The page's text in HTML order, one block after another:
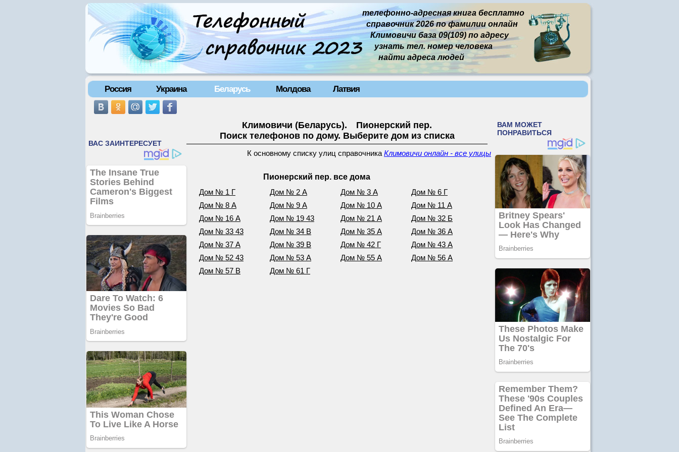
телефонно-адресная книга бесплатно
справочник 2026 по фамилии онлайн
Климовичи база 09(109) по адресу
узнать тел. номер человека
найти адреса людей
Россия Украина Беларусь Молдова Латвия
Климовичи (Беларусь). Пионерский пер.
Поиск телефонов по дому. Выберите дом из списка
К основному списку улиц справочника Климовичи онлайн - все улицы
Пионерский пер. все дома
Дом № 1 Г Дом № 2 А Дом № 3 А
Дом № 6 Г
Дом № 8 А
Дом № 9 А Дом № 10 А
Дом № 11 А
Дом № 16 А
Дом № 19 43 Дом № 21 А
Дом № 32 Б
Дом № 33 43
Дом № 34 В Дом № 35 А
Дом № 36 А
Дом № 37 А
Дом № 39 В Дом № 42 Г
Дом № 43 А
Дом № 52 43
Дом № 53 А Дом № 55 А
Дом № 56 А
Дом № 57 В
Дом № 61 Г